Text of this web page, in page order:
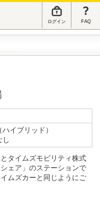
ログイン FAQ
イブリッド）
し
タイムズモビリティ株式
ェア」のステーションで
ムズカーと同じようにご